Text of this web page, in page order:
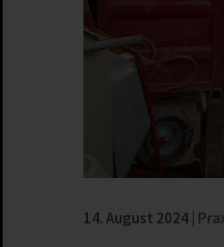
14. August 2024